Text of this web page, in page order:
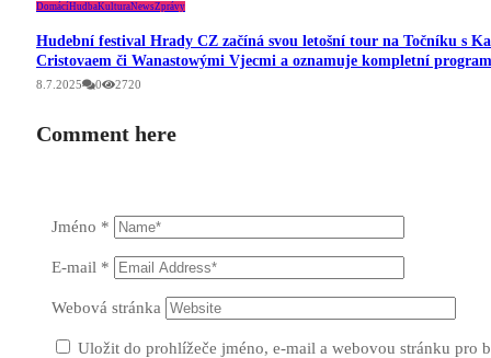
DomácíHudbaKulturaNewsZprávy
Hudební festival Hrady CZ začíná svou letošní tour na Točníku s
Cristovaem či Wanastowými Vjecmi a oznamuje kompletní program
8.7.2025 0 2720
Comment here
Jméno *
E-mail *
Webová stránka
Uložit do prohlížeče jméno, e-mail a webovou stránku pro